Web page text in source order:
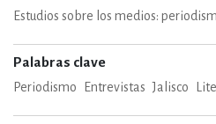
Estudios sobre los medios:
Palabras clave
Periodismo Entrevistas Jalisco